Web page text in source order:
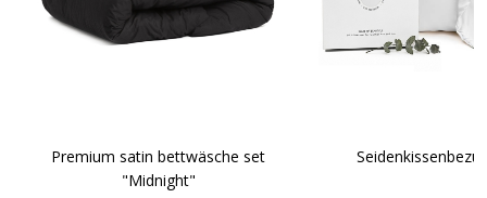
Premium satin bettwäsche set
"Midnight"